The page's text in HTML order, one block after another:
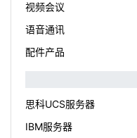
视频会议
语音通讯
配件产品
思科UCS服务器
IBM服务器